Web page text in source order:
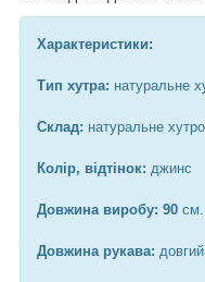
Характеристики:
Тип хутра: натуральне
Склад: натуральне хутро
Колір, відтінок: джинс
Довжина виробу: 90 см.
Довжина рукава: